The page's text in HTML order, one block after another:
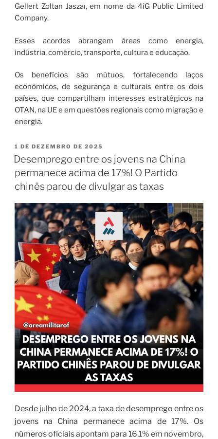
Gellert Zoltan Jaszaı, em nome da 4iG Public Limited
Company.
Esses acordos abrangem áreas como energia,
indústria, comércio, transporte, cultura e educação.
Os benefícios são mútuos, fortalecendo laços
econômicos, de segurança e culturais entre os dois
países, que compartilham interesses estratégicos na
OTAN, na UE e em questões regionais como migração e
energia.
1 DE DEZEMBRO DE 2025
Desemprego entre os jovens na China
permanece acima de 17%! O Partido
chinês parou de divulgar as taxas
Desde julho de 2024, a taxa de desemprego entre os
jovens na China permanece acima de 17%. Os
números oficiais apontam para 16,1% em novembro,